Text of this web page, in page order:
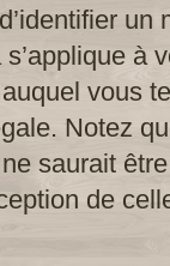
à
vous
Notez
saurait
de